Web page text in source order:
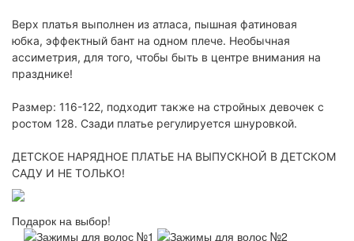
Верх платья выполнен из атласа, пышная фатиновая
юбка, эффектный бант на одном плече. Необычная
ассиметрия, для того, чтобы быть в центре внимания на
празднике!
Размер: 116-122, подходит также на стройных девочек с
ростом 128. Сзади платье регулируется шнуровкой.
ДЕТСКОЕ НАРЯДНОЕ ПЛАТЬЕ НА ВЫПУСКНОЙ В ДЕТСКОМ
САДУ И НЕ ТОЛЬКО!
Подарок на выбор!